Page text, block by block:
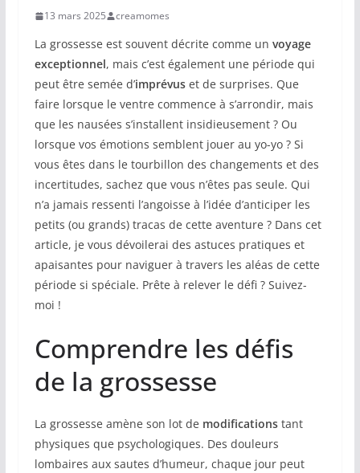
13 mars 2025 creamomes
La grossesse est souvent décrite comme un voyage
exceptionnel, mais c’est également une période qui
peut être semée d’imprévuset de surprises. Que
faire lorsque le ventre commence à s’arrondir, mais
que les nausées s’installent insidieusement ? Ou
lorsque vos émotions semblent jouer au yo-yo ? Si
vous êtes dans le tourbillon des changements et des
incertitudes, sachez que vous n’êtes pas seule. Qui
n’a jamais ressenti l’angoisse à l’idée d’anticiper les
petits (ou grands) tracas de cette aventure ? Dans cet
article, je vous dévoilerai des astuces pratiques et
apaisantes pour naviguer à travers les aléas de cette
période si spéciale. Prête à relever le défi ? Suivez-
moi !
Comprendre les défis
de la grossesse
La grossesse amène son lot de modificationstant
physiques que psychologiques. Des douleurs
lombaires aux sautes d’humeur, chaque jour peut